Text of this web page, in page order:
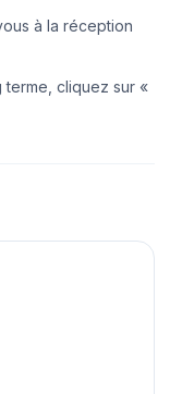
à la réception
cliquez sur «